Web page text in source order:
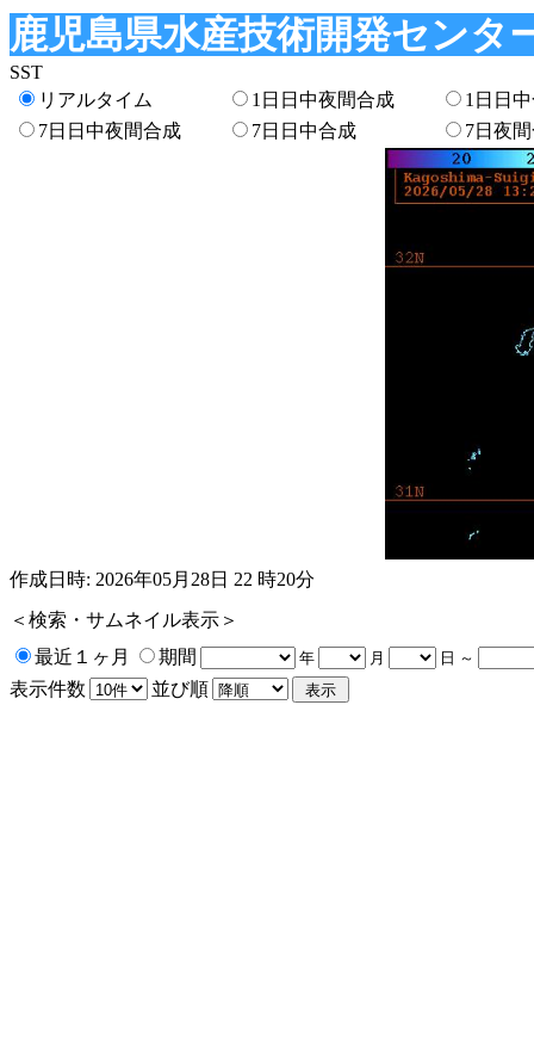
鹿児島県水産技術開発センタ
SST
リアルタイム
1日日中夜間合成
1日日
7日日中夜間合成
7日日中合成 7日夜
作成日時: 2026年05月28日 22 時20分
＜検索・サムネイル表示＞
最近１ヶ月
期間 年 月 日 ～
表示件数 並び順